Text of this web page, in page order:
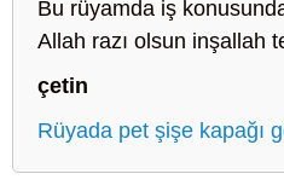
Bu rüyamda iş
Allah razı olsun inşallah
çetin
Rüyada pet şişe kapağı